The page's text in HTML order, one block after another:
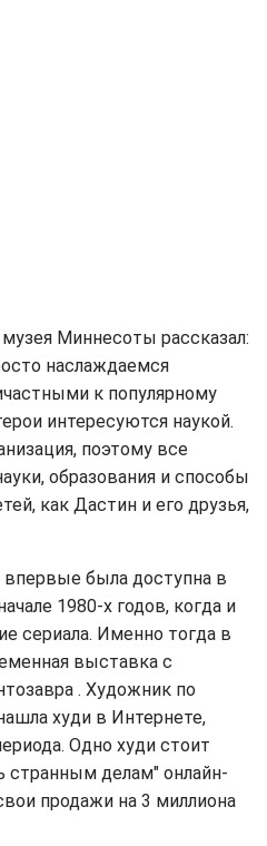
Миннесоты рассказал:
наслаждаемся
к популярному
интересуются наукой.
поэтому все
образования и способы
как Дастин и его друзья,
впервые была доступна в
1980-х годов, когда и
сериала. Именно тогда в
выставка с
. Художник по
худи в Интернете,
Одно худи стоит
странным делам" онлайн-
продажи на 3 миллиона